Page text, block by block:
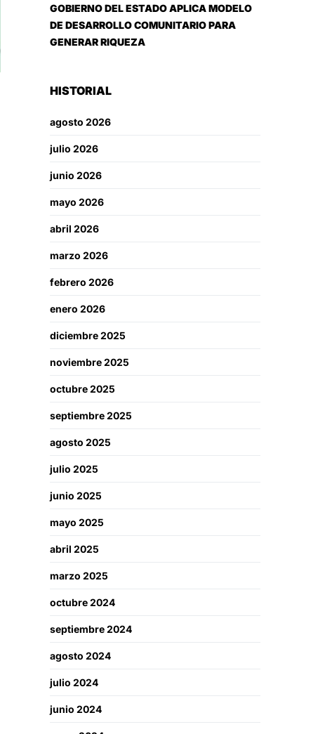
GOBIERNO DEL ESTADO APLICA MODELO
DE DESARROLLO COMUNITARIO PARA
GENERAR RIQUEZA
HISTORIAL
agosto 2026
julio 2026
junio 2026
mayo 2026
abril 2026
marzo 2026
febrero 2026
enero 2026
diciembre 2025
noviembre 2025
octubre 2025
septiembre 2025
agosto 2025
julio 2025
junio 2025
mayo 2025
abril 2025
marzo 2025
octubre 2024
septiembre 2024
agosto 2024
julio 2024
junio 2024